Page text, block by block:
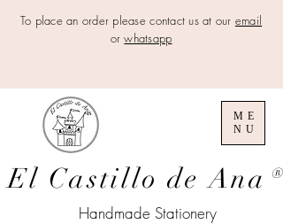
To place an order please contact us at our email
orwhatsapp
El Castillo de Ana ®
ME
NU
Handmade Stationery